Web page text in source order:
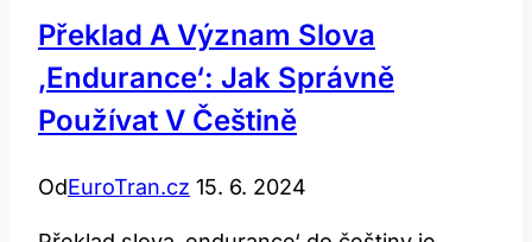
Překlad A Význam Slova
‚endurance‘: Jak Správně
Používat V Češtině
OdEuroTran.cz 15. 6. 2024